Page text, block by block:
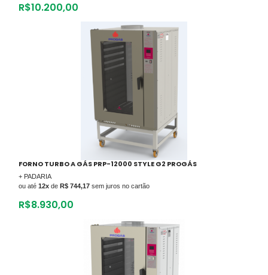
R$10.200,00
FORNO TURBO A GÁS PRP-12000 STYLE G2 PROGÁS
+ PADARIA
ou até 12x de R$ 744,17 sem juros no cartão
R$8.930,00